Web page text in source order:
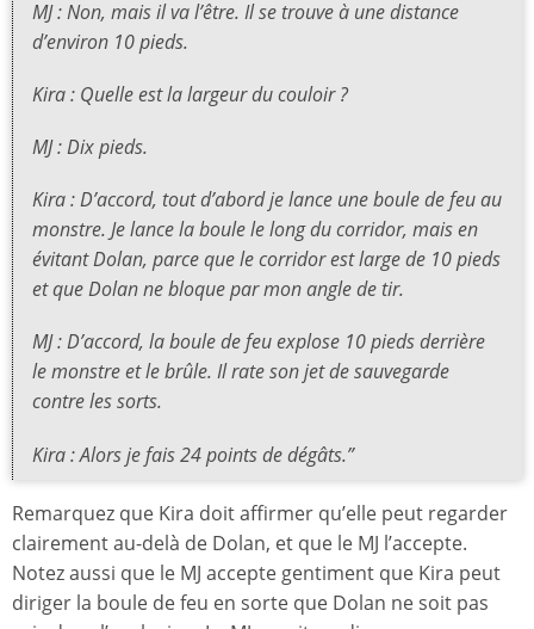
MJ : Non, mais il va l’être. Il se trouve à une distance
d’environ 10 pieds.
Kira : Quelle est la largeur du couloir ?
MJ : Dix pieds.
Kira : D’accord, tout d’abord je lance une boule de feu au
monstre. Je lance la boule le long du corridor, mais en
évitant Dolan, parce que le corridor est large de 10 pieds
et que Dolan ne bloque par mon angle de tir.
MJ : D’accord, la boule de feu explose 10 pieds derrière
le monstre et le brûle. Il rate son jet de sauvegarde
contre les sorts.
Kira : Alors je fais 24 points de dégâts.”
Remarquez que Kira doit affirmer qu’elle peut regarder
clairement au-delà de Dolan, et que le MJ l’accepte.
Notez aussi que le MJ accepte gentiment que Kira peut
diriger la boule de feu en sorte que Dolan ne soit pas